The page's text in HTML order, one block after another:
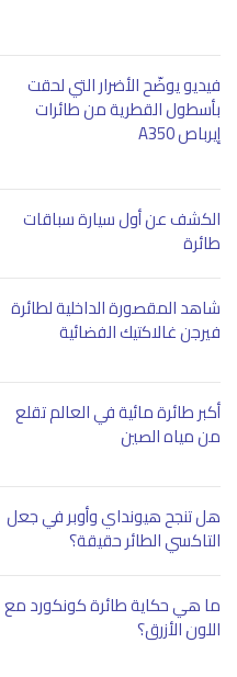
فيديو يوضّح الأضرار التي لحقت
بأسطول القطرية من طائرات
إيرباص A350
الكشف عن أول سيارة سباقات
طائرة
شاهد المقصورة الداخلية لطائرة
فيرجن غالاكتيك الفضائية
أكبر طائرة مائية في العالم تقلع
من مياه الصين
هل تنجح هيونداي وأوبر في جعل
التاكسي الطائر حقيقة؟
ما هي حكاية طائرة كونكورد مع
اللون الأزرق؟